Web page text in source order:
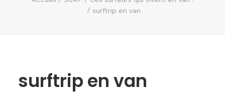
NO PLASTIC LETTER
surftrip en van
surftrip en van